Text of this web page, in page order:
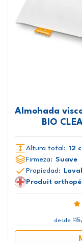
Almohada
BIO
Altura total: 12
Firmeza: Suave
Propiedad:
Produit
desde